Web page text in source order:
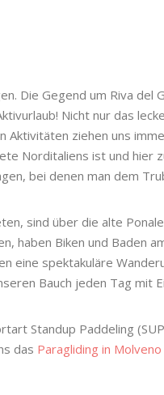
Die Gegend um Riva del
Nicht nur das
Aktivitäten ziehen uns
Norditaliens ist und hier
bei denen man dem
sind über die alte
haben Biken und Baden
eine spektakuläre
Bauch jeden Tag mit
Standup Paddeling
das Paragliding in Molveno